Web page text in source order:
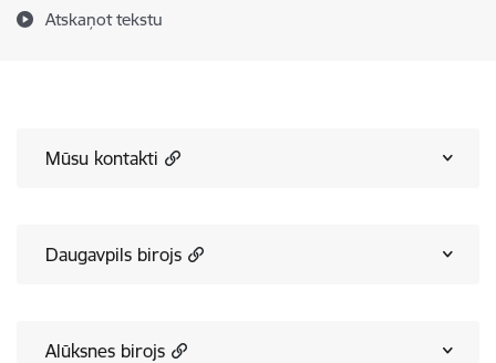
Atskaņot tekstu
Mūsu kontakti
Daugavpils birojs
Alūksnes birojs